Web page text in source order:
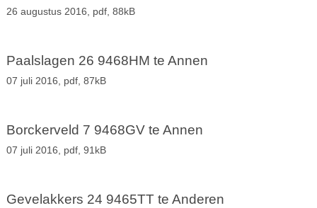
26 augustus 2016, pdf, 88kB
Paalslagen 26 9468HM te Annen
07 juli 2016, pdf, 87kB
Borckerveld 7 9468GV te Annen
07 juli 2016, pdf, 91kB
Gevelakkers 24 9465TT te Anderen